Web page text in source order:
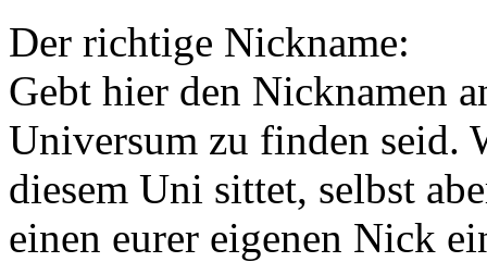
Der richtige Nickname:
Gebt hier den Nicknamen
Universum zu finden seid.
diesem Uni sittet, selbst
einen eurer eigenen Nick